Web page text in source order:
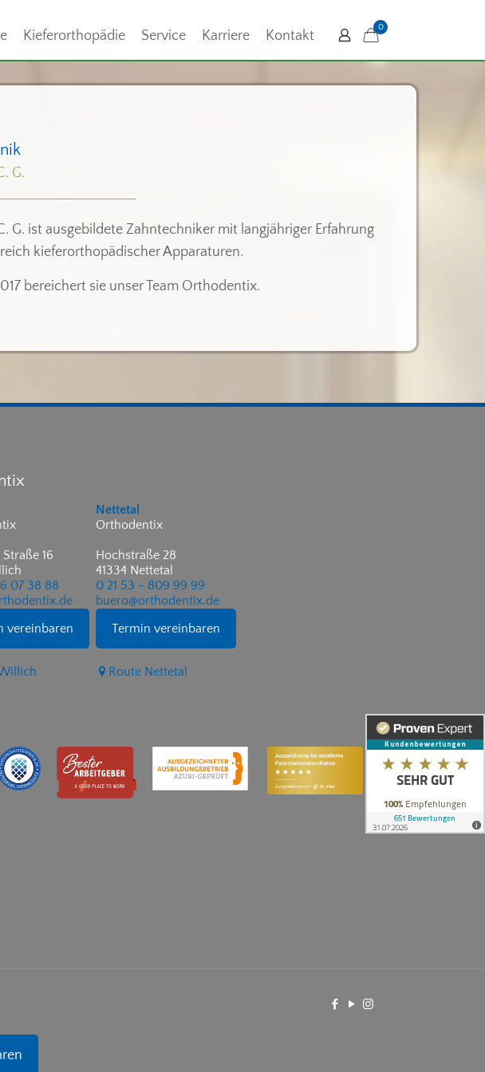
Kieferorthopädie Service Karriere Kontakt
0
G.
G. ist ausgebildete Zahntechniker mit langjähriger Erfahrung
kieferorthopädischer Apparaturen.
bereichert sie unser Team Orthodentix.
16
07 38 88
vereinbaren
Nettetal
Orthodentix
Hochstraße 28
41334 Nettetal
0 21 53 - 809 99 99
buero@orthodentix.de
Termin vereinbaren
Route Nettetal